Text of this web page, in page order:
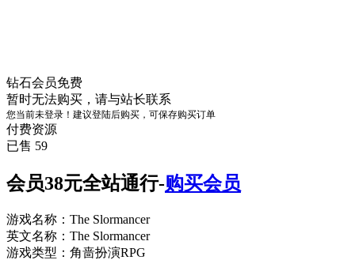
钻石会员免费
暂时无法购买，请与站长联系
您当前未登录！建议登陆后购买，可保存购买订单
付费资源
已售 59
会员38元全站通行-购买会员
游戏名称：The Slormancer
英文名称：The Slormancer
游戏类型：角啬扮演RPG